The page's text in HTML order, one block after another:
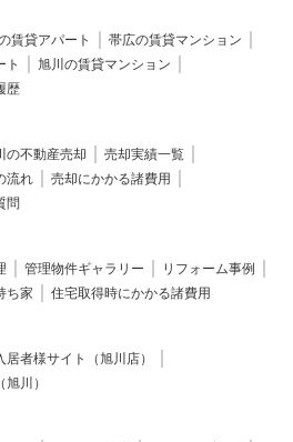
賃貸アパート
帯広の賃貸マンション
ト
旭川の賃貸マンション
歴
の不動産売却
売却実績一覧
流れ
売却にかかる諸費用
問
管理物件ギャラリー
リフォーム事例
ち家 住宅取得時にかかる諸費用
居者様サイト（旭川店）
川）